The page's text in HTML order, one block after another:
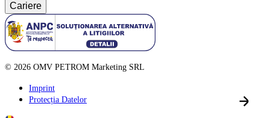
Cariere
© 2026 OMV PETROM Marketing SRL
Imprint
Protecția Datelor